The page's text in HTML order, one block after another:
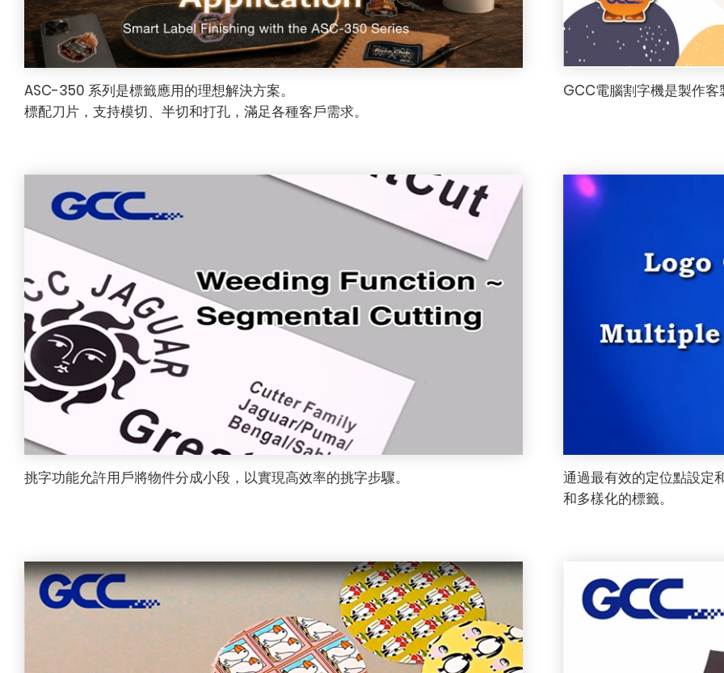
ASC-350 系列是標籤應用的理想解決方案。
標配刀片，支持模切、半切和打孔，滿足各種客戶需求。
GCC電腦割字機是製作
挑字功能允許用戶將物件分成小段，以實現高效率的挑字步驟。
通過最有效的定位點設定
和多樣化的標籤。